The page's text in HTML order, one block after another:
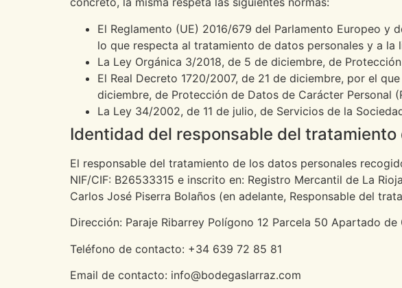
El Reglamento (UE) 2016/679 del Parlamento Europeo
lo que respecta al tratamiento de datos personales y a la
La Ley Orgánica 3/2018, de 5 de diciembre, de
El Real Decreto 1720/2007, de 21 de diciembre, por el
diciembre, de Protección de Datos de Carácter Personal
La Ley 34/2002, de 11 de julio, de Servicios de la
Identidad del responsable del
El responsable del tratamiento de los datos personales
NIF/CIF: B26533315 e inscrito en: Registro Mercantil de La
Carlos José Piserra Bolaños (en adelante, Responsable del
Dirección: Paraje Ribarrey Polígono 12 Parcela 50 Apartado
Teléfono de contacto: +34 639 72 85 81
Email de contacto: info@bodegaslarraz.com